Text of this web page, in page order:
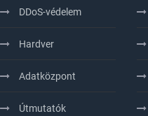
DDoS-védelem
Hardver
Adatközpont
Útmutatók